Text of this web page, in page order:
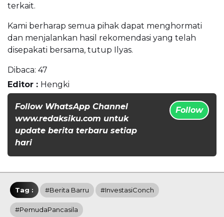
terkait.
Kami berharap semua pihak dapat menghormati
dan menjalankan hasil rekomendasi yang telah
disepakati bersama, tutup Ilyas.
Dibaca: 47
Editor : Hengki
Follow WhatsApp Channel
www.redaksiku.com untuk
update berita terbaru setiap
hari
Follow
Tag : #Berita Barru #InvestasiConch
#PemudaPancasila